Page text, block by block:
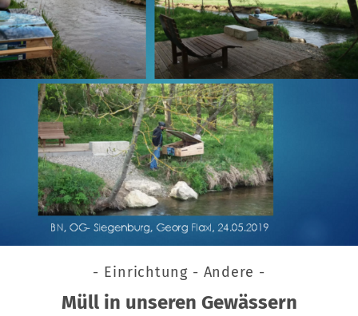
- Einrichtung - Andere -
Müll in unseren Gewässern